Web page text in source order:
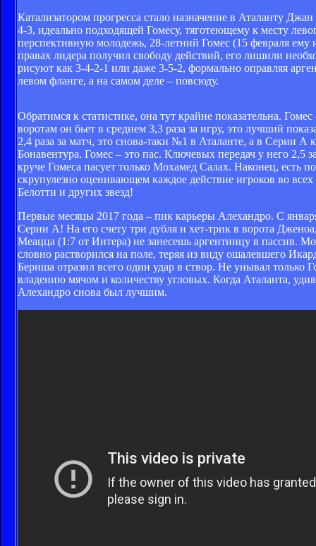
Катализатором прогресса стало назначение в Аталанту
4-3, идеально подходящей Гомесу, тяготеющему к месту
перспективную молодежь, 28-летний Гомес (15 февраля
правах лидера получил свободу действий, его лишили
рисуют как 3-4-2-1 или даже 3-5-2, формально оправляя
левом фланге, а на самом деле – повсюду.
Обратимся к статистике, она тут крайне показательна.
воротам он бьет в среднем 3,3 раза за игру, это лучший
2,4 раза за матч, это снова-таки №1 в Аталанте, а в Серии
Бонавентура. Гомес – это пас. Ключевых передач у него 2,5
круче Гомеса пасует только Мохамед Салах. Наконец, есть
скрупулезно оценивающем каждое действие игроков во
Белотти и других звезд!
Первые месяцы 2017 года – пик карьеры Алехандро. С
Серии А! На его счету три дубля и хет-трик в ворота
Меацца (1:7 от Интера) не занесешь аргентинцу в пассив.
словно растворился на поле, теряя из виду ошалевшего
Бериша отразил всего один удар в створ. Не унывал только
владению мячом и количеству угловых. Когда Аталанта,
Алехандро снова был лучшим.